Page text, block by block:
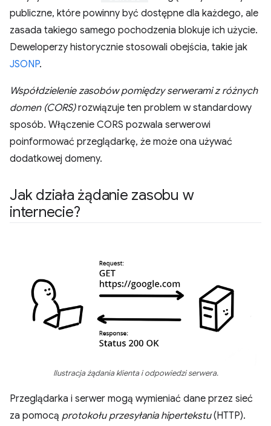
publiczne, które powinny być dostępne dla każdego, ale
zasada takiego samego pochodzenia blokuje ich użycie.
Deweloperzy historycznie stosowali obejścia, takie jak
JSONP.
Współdzielenie zasobów pomiędzy serwerami z różnych
domen (CORS)rozwiązuje ten problem w standardowy
sposób. Włączenie CORS pozwala serwerowi
poinformować przeglądarkę, że może ona używać
dodatkowej domeny.
Jak działa żądanie zasobu w
internecie?
Ilustracja żądania klienta i odpowiedzi serwera.
Przeglądarka i serwer mogą wymieniać dane przez sieć
za pomocą protokołu przesyłania hipertekstu(HTTP).